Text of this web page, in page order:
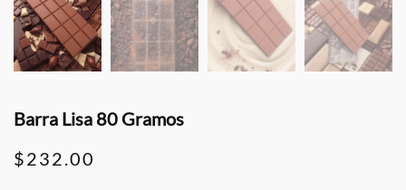
Barra Lisa 80 Gramos
$232.00